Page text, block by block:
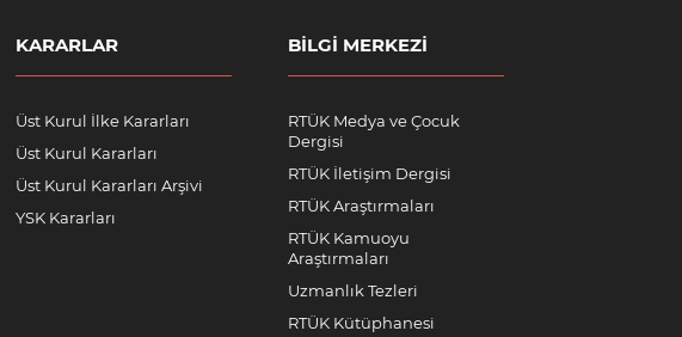
KARARLAR
Üst Kurul İlke Kararları
Üst Kurul Kararları
Üst Kurul Kararları Arşivi
YSK Kararları
BILGI MERKEZI
RTÜK Medya ve Çocuk
Dergisi
RTÜK İletişim Dergisi
RTÜK Araştırmaları
RTÜK Kamuoyu
Araştırmaları
Uzmanlık Tezleri
RTÜK Kütüphanesi